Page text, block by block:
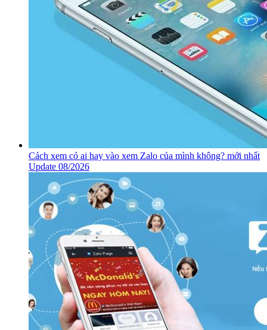
Cách xem có ai hay vào xem Zalo của mình không? mới nhất
Update 08/2026